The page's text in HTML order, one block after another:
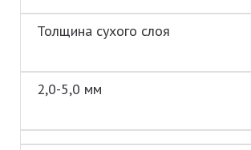
Толщина сухого слоя
2,0-5,0 мм